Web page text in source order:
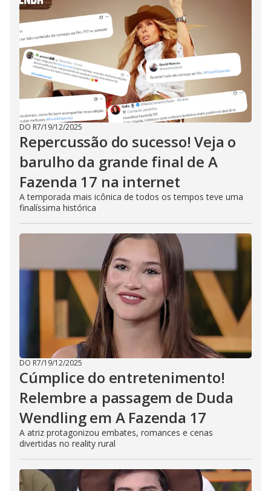
DO R7/19/12/2025
Repercussão do sucesso! Veja o
barulho da grande final de A
Fazenda 17 na internet
A temporada mais icônica de todos os tempos teve uma
finalíssima histórica
DO R7/19/12/2025
Cúmplice do entretenimento!
Relembre a passagem de Duda
Wendling em A Fazenda 17
A atriz protagonizou embates, romances e cenas
divertidas no reality rural